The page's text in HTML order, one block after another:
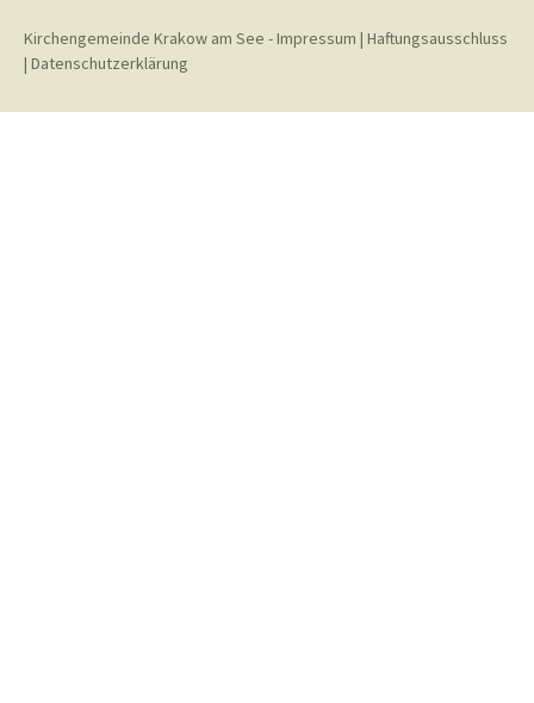
Kirchengemeinde Krakow am See -Impressum | Haftungsausschluss
| Datenschutzerklärung